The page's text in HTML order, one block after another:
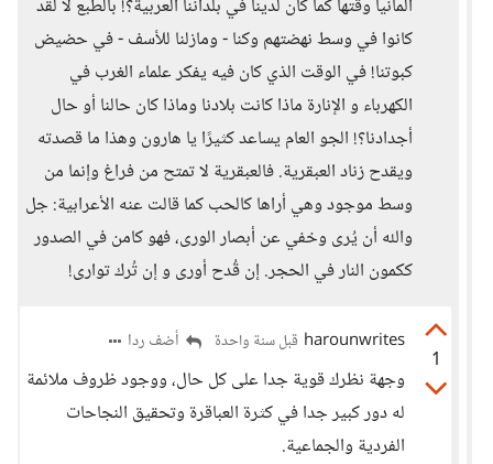
ألمانيا وقتها كما كان لدينا في بلداننا العربية؟! بالطبع لا لقد
كانوا في وسط نهضتهم وكنا - ومازلنا للأسف - في حضيض
كبوتنا! في الوقت الذي كان فيه يفكر علماء الغرب في
الكهرباء و الإنارة ماذا كانت بلادنا وماذا كان حالنا أو حال
أجدادنا؟! الجو العام يساعد كثيرًا يا هارون وهذا ما قصدته
ويقدح زناد العبقرية. فالعبقرية لا تمتح من فراغ وإنما من
وسط موجود وهي أراها كالحب كما قالت عنه الأعرابية: جل
والله أن يُرى وخفي عن أبصار الورى، فهو كامن في الصدور
ككمون النار في الحجر. إن قُدح أورى و إن تُرك توارى!
1
harounwrites قبل سنة واحدة أضف ردا
وجهة نظرك قوية جدا على كل حال، ووجود ظروف ملائمة
له دور كبير جدا في كثرة العباقرة وتحقيق النجاحات
الفردية والجماعية.